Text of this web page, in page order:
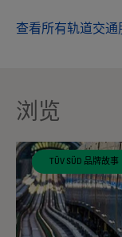
查看所有轨道交通
浏览
TÜV SÜD 品牌故事